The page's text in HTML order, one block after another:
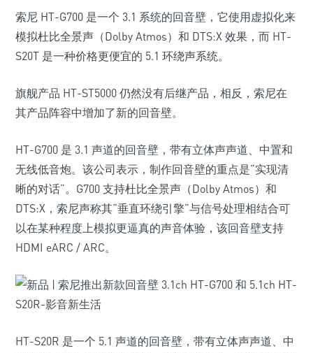
索尼 HT-G700 是一个 3.1 系统的回音壁，它使用虚拟化来
模拟杜比全景声（Dolby Atmos）和 DTS:X 效果，而 HT-
S20T 是一种价格更便宜的 5.1 环绕声系统。
旗舰产品 HT-ST5000 仍然没有后继产品，相反，索尼在
其产品阵容中增加了新的回音壁。
HT-G700 是 3.1 声道的回音壁，带有立体声声道、中置和
无线低音炮。该公司表示，制作回音壁的重点是“实现清
晰的对话”。G700 支持杜比全景声（Dolby Atmos）和
DTS:X，索尼声称其“垂直环绕引擎”与信号处理相结合可
以在某种程度上模拟更逼真的声音体验，该回音壁支持
HDMI eARC / ARC。
HT-S20R 是一个 5.1 声道的回音壁，带有立体声声道、中